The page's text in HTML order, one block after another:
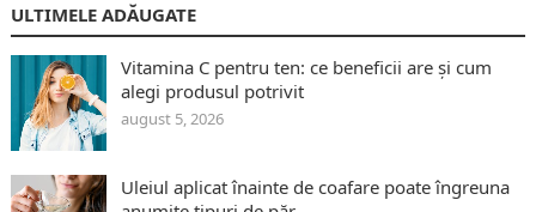
ULTIMELE ADĂUGATE
Vitamina C pentru ten: ce beneficii are și cum
alegi produsul potrivit
august 5, 2026
Uleiul aplicat înainte de coafare poate îngreuna